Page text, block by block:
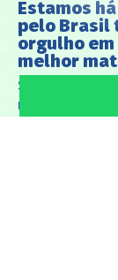
Estamos
pelo Brasil
orgulho
melhor
Só voltaremos
novamente